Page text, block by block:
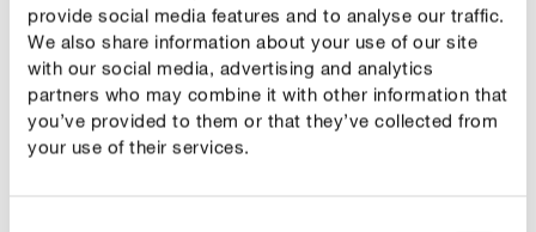
provide social media features and to analyse our traffic.
We also share information about your use of our site
with our social media, advertising and analytics
partners who may combine it with other information that
you’ve provided to them or that they’ve collected from
your use of their services.
Kivétel: „Endless Summer” hortenzia:
Ez a fajta eltér a többi nagylevelű hortenziától.
Tavasszal vagy akár nyáron is erősebben
visszavágható, mivel új hajtásokat hoz, és továbbra
is bőségesen virágzik.